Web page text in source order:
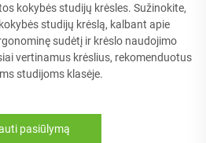
kokybės studijų krėsles. Sužinokite,
studijų krėslą, kalbant apie
sudėtį ir krėslo naudojimo
vertinamus krėslius, rekomenduotus
studijoms klasėje.
pasiūlymą